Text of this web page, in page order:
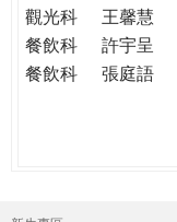
觀光科
王馨慧
餐飲科
許宇呈
餐飲科
張庭語